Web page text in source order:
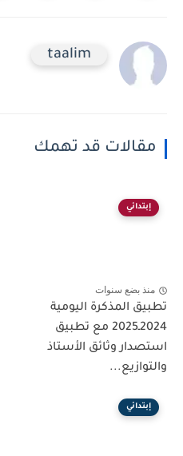
taalim
مقالات قد تهمك
إبتدائي
منذ بضع سنوات
تطبيق المذكرة اليومية
2024ـ2025 مع تطبيق
استصدار وثائق الأستاذ
والتوازيع...
إبتدائي